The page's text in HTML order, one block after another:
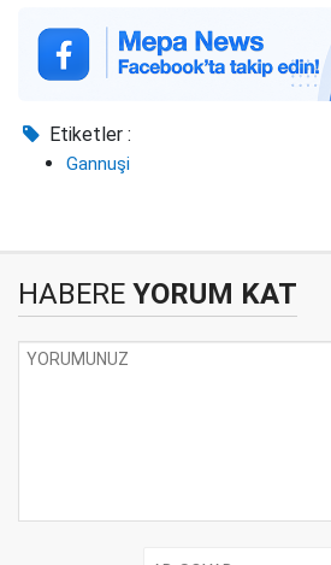
Etiketler :
Gannuşi
HABERE YORUM KAT